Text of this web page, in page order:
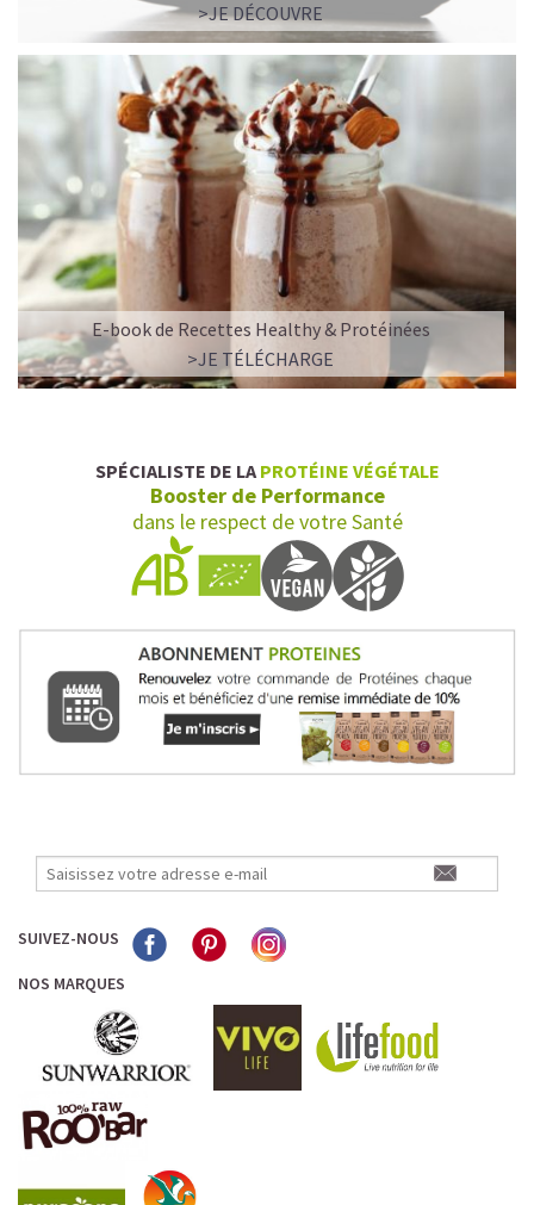
>JE DÉCOUVRE
E-book de Recettes Healthy & Protéinées
>JE TÉLÉCHARGE
SPÉCIALISTE DE LA PROTÉINE VÉGÉTALE
Booster de Performance
dans le respect de votre Santé
SUIVEZ-NOUS
NOS MARQUES